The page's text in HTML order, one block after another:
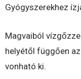
Gyógyszerekhez
Magvaiból
helyétől függően
vonható ki.